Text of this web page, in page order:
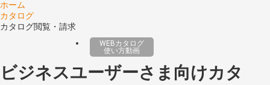
ホーム
カタログ
カタログ閲覧・請求
WEBカタログ
使い方動画
ビジネスユーザーさま向けカタ